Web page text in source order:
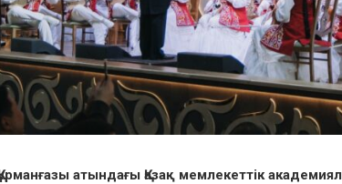
атындағы Қазақ мемлекеттік